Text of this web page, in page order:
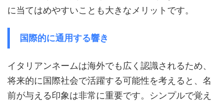
に当てはめやすいことも大きなメリットです。
国際的に通用する響き
イタリアンネームは海外でも広く認識されるため、
将来的に国際社会で活躍する可能性を考えると、名
前が与える印象は非常に重要です。シンプルで覚え